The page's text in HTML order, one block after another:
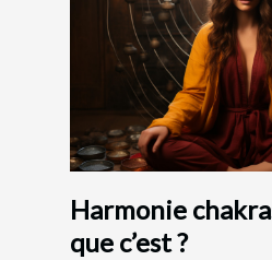
Harmonie
que c’est ?